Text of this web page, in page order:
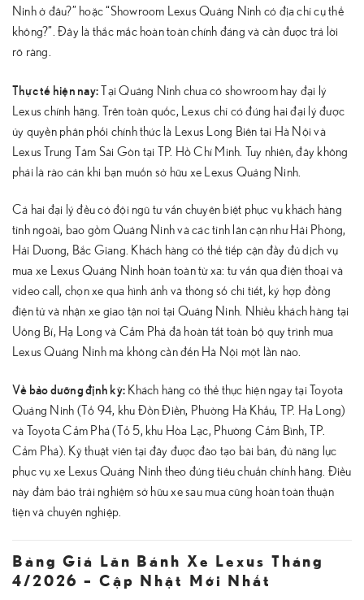
Ninh ở đâu?” hoặc “Showroom Lexus Quảng Ninh có địa chỉ cụ thể
không?”. Đây là thắc mắc hoàn toàn chính đáng và cần được trả lời
rõ ràng.
Thực tế hiện nay: Tại Quảng Ninh chưa có showroom hay đại lý
Lexus chính hãng. Trên toàn quốc, Lexus chỉ có đúng hai đại lý được
ủy quyền phân phối chính thức là Lexus Long Biên tại Hà Nội và
Lexus Trung Tâm Sài Gòn tại TP. Hồ Chí Minh. Tuy nhiên, đây không
phải là rào cản khi bạn muốn sở hữu xe Lexus Quảng Ninh.
Cả hai đại lý đều có đội ngũ tư vấn chuyên biệt phục vụ khách hàng
tỉnh ngoài, bao gồm Quảng Ninh và các tỉnh lân cận như Hải Phòng,
Hải Dương, Bắc Giang. Khách hàng có thể tiếp cận đầy đủ dịch vụ
mua xe Lexus Quảng Ninh hoàn toàn từ xa: tư vấn qua điện thoại và
video call, chọn xe qua hình ảnh và thông số chi tiết, ký hợp đồng
điện tử và nhận xe giao tận nơi tại Quảng Ninh. Nhiều khách hàng tại
Uông Bí, Hạ Long và Cẩm Phả đã hoàn tất toàn bộ quy trình mua
Lexus Quảng Ninh mà không cần đến Hà Nội một lần nào.
Về bảo dưỡng định kỳ: Khách hàng có thể thực hiện ngay tại Toyota
Quảng Ninh (Tổ 94, khu Đồn Điền, Phường Hà Khẩu, TP. Hạ Long)
và Toyota Cẩm Phả (Tổ 5, khu Hòa Lạc, Phường Cẩm Bình, TP.
Cẩm Phả). Kỹ thuật viên tại đây được đào tạo bài bản, đủ năng lực
phục vụ xe Lexus Quảng Ninh theo đúng tiêu chuẩn chính hãng. Điều
này đảm bảo trải nghiệm sở hữu xe sau mua cũng hoàn toàn thuận
tiện và chuyên nghiệp.
Bảng Giá Lăn Bánh Xe Lexus Tháng
4/2026 – Cập Nhật Mới Nhất